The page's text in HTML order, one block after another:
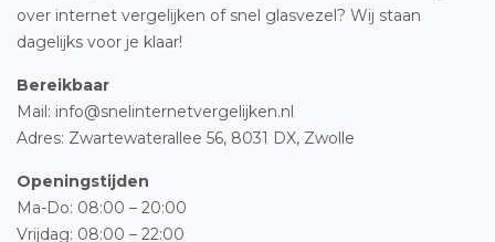
over internet vergelijken of snel glasvezel? Wij staan
dagelijks voor je klaar!
Bereikbaar
Mail: info@snelinternetvergelijken.nl
Adres: Zwartewaterallee 56, 8031 DX, Zwolle
Openingstijden
Ma-Do: 08:00 – 20:00
Vrijdag: 08:00 – 22:00